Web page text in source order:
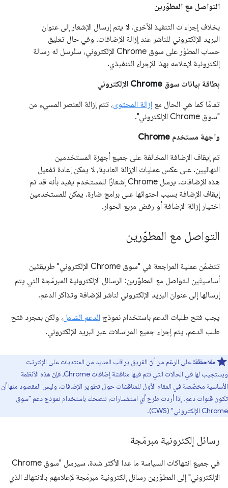
التواصل مع المطوّرين
بخلاف إجراءات التنفيذ الأخرى،لا يتم إرسال الإشعار إلى عنوان
البريد الإلكتروني للناشر عند إزالة الإضافات. وفي حال تعليق
حساب المطوّر على سوق Chrome الإلكتروني، سنُرسل له رسالة
إلكترونية لإعلامه بهذا الإجراء التنفيذي.
بطاقة بيانات سوق Chrome الإلكتروني
تمامًا كما هي الحال مع إزالة المحتوى، تتم إزالة العنصر المسيء من
"سوق Chrome الإلكتروني".
واجهة مستخدم Chrome
تم إيقاف الإضافة المخالفة على جميع أجهزة المستخدمين
النهائيين. على عكس عمليات الإزالة العادية، لا يمكن إعادة تفعيل
هذه الإضافات. يرسل Chrome إشعارًا للمستخدم يفيد بأنه قد تم
إيقاف الإضافة بسبب احتوائها على برامج ضارة. يمكن للمستخدمين
اختيار إزالة الإضافة أو رفض مربع الحوار.
التواصل مع المطوّرين
تتضمّن عملية المراجعة في "سوق Chrome الإلكتروني" طريقتَين
أساسيتَين للتواصل مع المطوّرين: الرسائل الإلكترونية المبرمَجة التي يتم
إرسالها إلى عنوان البريد الإلكتروني لناشر الإضافة وتذاكر الدعم.
يجب فتح طلبات الدعم باستخدام نموذج الدعم الشامل، ولكن بمجرد فتح
طلب الدعم، يتم إجراء جميع المراسلات عبر البريد الإلكتروني.
ملاحظة: على الرغم من أنّ الفريق يراقب العديد من المنتديات على الإنترنت
ويستجيب لها في الحالات التي تتم فيها مناقشة إضافات Chrome، فإنّ هذه الأنظمة
الأساسية مخصّصة في المقام الأول للمناقشات حول تطوير الإضافات، وليس المقصود منها أن
تكون قنوات دعم. إذا أردت طرح أي استفسارات، ننصحك باستخدام نموذج دعم "سوق
Chrome الإلكتروني" (CWS).
رسائل إلكترونية مبرمَجة
في جميع انتهاكات السياسة ما عدا الأكثر شدة، سيرسل "سوق Chrome
الإلكتروني" إلى المطوّرين رسائل إلكترونية مبرمَجة لإعلامهم بالانتهاك الذي